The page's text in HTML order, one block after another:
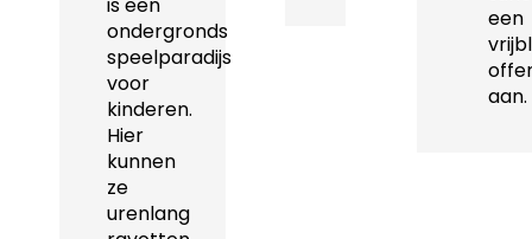
ondergronds
speelparadijs
voor
kinderen.
Hier
kunnen
ze
urenlang
een
aan.